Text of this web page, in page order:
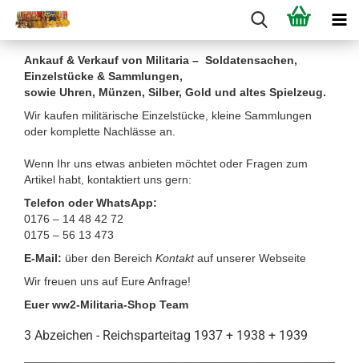
Ankauf & Verkauf von Militaria – Soldatensachen,
Einzelstücke & Sammlungen,
sowie Uhren, Münzen, Silber, Gold und altes Spielzeug.
Wir kaufen militärische Einzelstücke, kleine Sammlungen
oder komplette Nachlässe an.
Wenn Ihr uns etwas anbieten möchtet oder Fragen zum
Artikel habt, kontaktiert uns gern:
Telefon oder WhatsApp:
0176 – 14 48 42 72
0175 – 56 13 473
E-Mail: über den Bereich Kontakt auf unserer Webseite
Wir freuen uns auf Eure Anfrage!
Euer ww2-Militaria-Shop Team
3 Abzeichen - Reichsparteitag 1937 + 1938 + 1939